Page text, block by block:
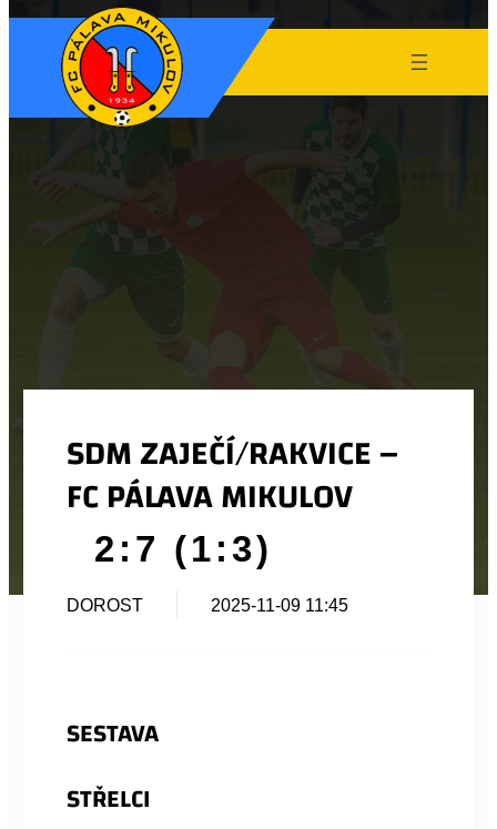
SDM ZAJEČÍ/RAKVICE –
FC PÁLAVA MIKULOV
2:7 (1:3)
DOROST 2025-11-09 11:45
SESTAVA
STŘELCI